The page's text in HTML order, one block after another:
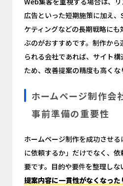
広告といった短期施策に加え
ケティングなどの長期戦略に
ぶのがおすすめです。制作か
られる会社であれば、サイト
ため、改善提案の精度も高くな
ホームページ制作会
事前準備の重要性
ホームページ制作を成功させ
に依頼するか」だけでなく、
要です。目的や要件を整理しな
提案内容に一貫性がなくなっ